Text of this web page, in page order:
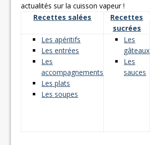
actualités sur la cuisson vapeur !
Recettes salées
Recettes
sucrées
Les apéritifs
Les entrées
Les
accompagnements
Les plats
Les soupes
Les
gâteaux
Les
sauces